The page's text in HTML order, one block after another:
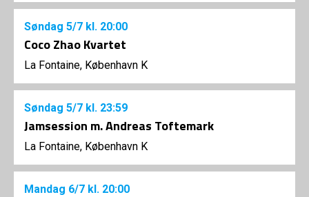
Søndag 5/7 kl. 20:00
Coco Zhao Kvartet
La Fontaine, København K
Søndag 5/7 kl. 23:59
Jamsession m. Andreas Toftemark
La Fontaine, København K
Mandag 6/7 kl. 20:00